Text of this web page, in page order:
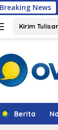
Breaking News
Kirim
Berita